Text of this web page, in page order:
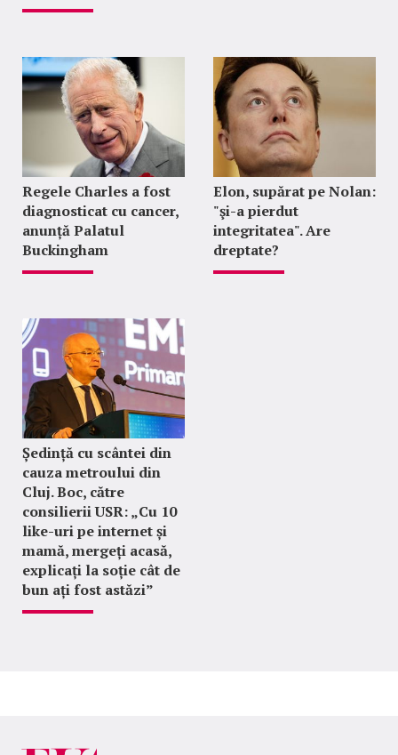
Regele Charles a fost
diagnosticat cu cancer,
anunță Palatul
Buckingham
Elon, supărat pe Nolan:
"şi-a pierdut
integritatea". Are
dreptate?
Ședință cu scântei din
cauza metroului din
Cluj. Boc, către
consilierii USR: „Cu 10
like-uri pe internet și
mamă, mergeți acasă,
explicați la soție cât de
bun ați fost astăzi”